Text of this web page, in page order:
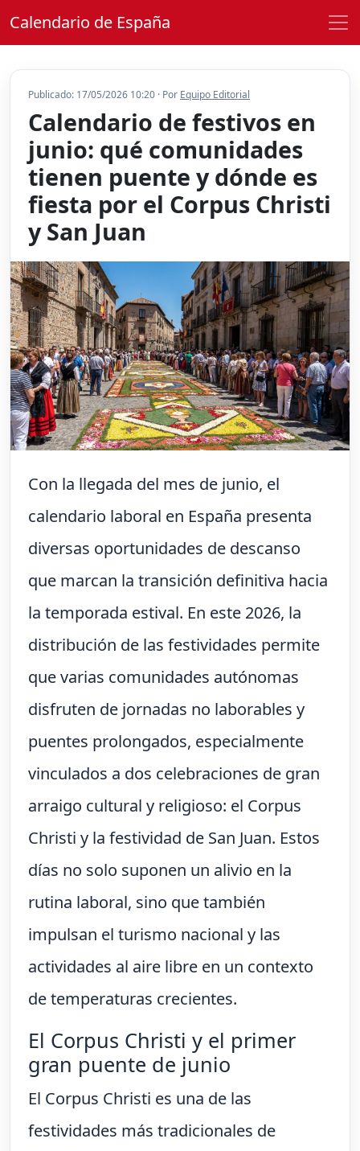
Calendario de España
Publicado: 17/05/2026 10:20 · Por Equipo Editorial
Calendario de festivos en
junio: qué comunidades
tienen puente y dónde es
fiesta por el Corpus Christi
y San Juan
Con la llegada del mes de junio, el
calendario laboral en España presenta
diversas oportunidades de descanso
que marcan la transición definitiva hacia
la temporada estival. En este 2026, la
distribución de las festividades permite
que varias comunidades autónomas
disfruten de jornadas no laborables y
puentes prolongados, especialmente
vinculados a dos celebraciones de gran
arraigo cultural y religioso: el Corpus
Christi y la festividad de San Juan. Estos
días no solo suponen un alivio en la
rutina laboral, sino que también
impulsan el turismo nacional y las
actividades al aire libre en un contexto
de temperaturas crecientes.
El Corpus Christi y el primer
gran puente de junio
El Corpus Christi es una de las
festividades más tradicionales de